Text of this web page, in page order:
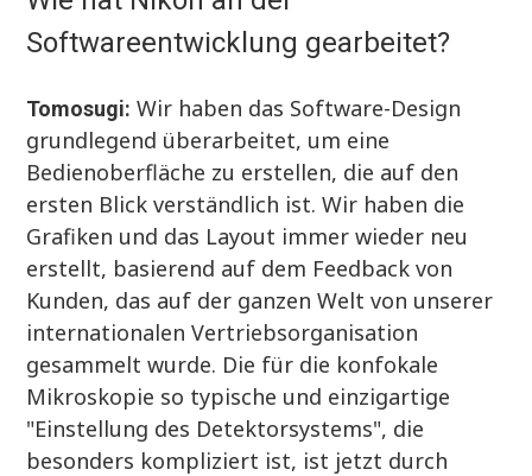
Softwareentwicklung gearbeitet?
Tomosugi: Wir haben das Software-Design
grundlegend überarbeitet, um eine
Bedienoberfläche zu erstellen, die auf den
ersten Blick verständlich ist. Wir haben die
Grafiken und das Layout immer wieder neu
erstellt, basierend auf dem Feedback von
Kunden, das auf der ganzen Welt von unserer
internationalen Vertriebsorganisation
gesammelt wurde. Die für die konfokale
Mikroskopie so typische und einzigartige
"Einstellung des Detektorsystems", die
besonders kompliziert ist, ist jetzt durch